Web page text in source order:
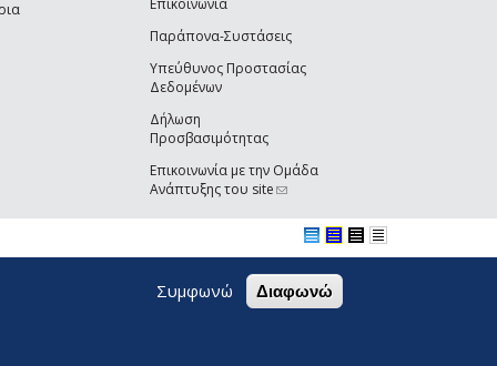
Παράπονα-Συστάσεις
Υπεύθυνος Προστασίας
Δεδομένων
Δήλωση
Προσβασιμότητας
Επικοινωνία με την Ομάδα
Ανάπτυξης του site(link sends e-mail)
Συμφωνώ Διαφωνώ